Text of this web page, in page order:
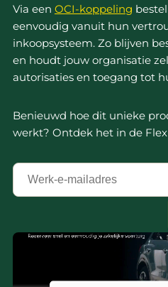
Via een OCI-koppeling
eenvoudig vanuit hun
inkoopsysteem. Zo blijven
en houdt jouw organisatie
autorisaties en toegang tot
Benieuwd hoe dit unieke
werkt? Ontdek het in de
Jouw
zakelijk